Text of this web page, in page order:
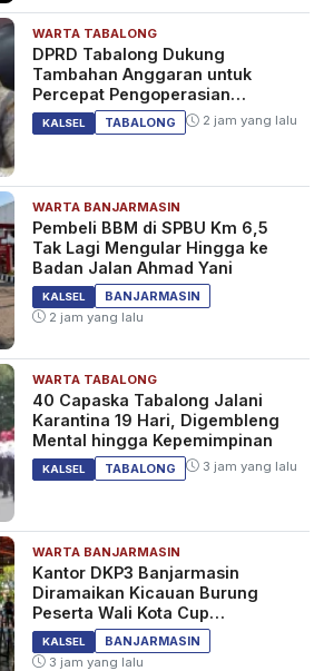
WARTA TABALONG
DPRD Tabalong Dukung
Tambahan Anggaran untuk
Percepat Pengoperasian
Bandara Warukin
KALSEL TABALONG 2 jam yang lalu
WARTA BANJARMASIN
Pembeli BBM di SPBU Km 6,5
Tak Lagi Mengular Hingga ke
Badan Jalan Ahmad Yani
KALSEL
BANJARMASIN
2 jam yang lalu
WARTA TABALONG
40 Capaska Tabalong Jalani
Karantina 19 Hari, Digembleng
Mental hingga Kepemimpinan
KALSEL TABALONG 3 jam yang lalu
WARTA BANJARMASIN
Kantor DKP3 Banjarmasin
Diramaikan Kicauan Burung
Peserta Wali Kota Cup
Banjarmasin
KALSEL
BANJARMASIN
3 jam yang lalu